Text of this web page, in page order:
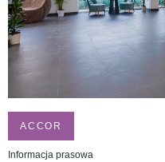
ACCOR
Informacja prasowa